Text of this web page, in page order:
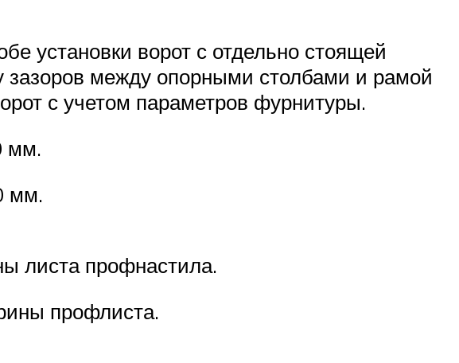
установки ворот с отдельно стоящей
зазоров между опорными столбами и рамой
с учетом параметров фурнитуры.
мм.
мм.
листа профнастила.
профлиста.